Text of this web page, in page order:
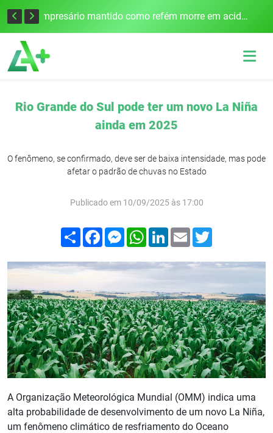
Edital para construção de ponte entre Itapiranga e Barra do Guarita deve ser lançado no segundo semestre Empresário mantido como refém morre em acidente após assalto em Cerro Largo
Rio Grande do Sul pode ter um novo La Niña
ainda em 2025
O fenômeno, se confirmado, deve ser de baixa intensidade, mas pode
afetar o padrão de chuvas no Estado
Publicado em 10/09/2025 às 17:00
Compartilhar
FacebookMessenger
WhatsApp
LinkedIn
Email
A Organização Meteorológica Mundial (OMM) indica uma
alta probabilidade de desenvolvimento de um novo La Niña,
um fenômeno climático de resfriamento do Oceano